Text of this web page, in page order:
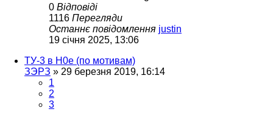
0 Відповіді
1116 Перегляди
Останнє повідомлення justin
19 січня 2025, 13:06
ТУ-3 в Н0е (по мотивам)
ЗЭРЗ » 29 березня 2019, 16:14
1
2
3